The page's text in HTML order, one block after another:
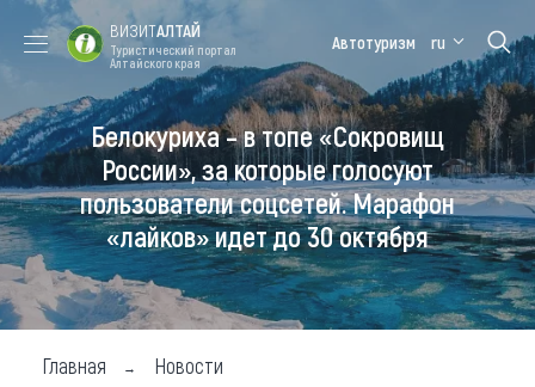
Форум VISIT
ALTAI
Цветение
маральника
Медицинский
форум
Алтайская
зимовка
Туры
Где побывать
Чем заняться
Где остановиться
ВИЗИТАЛТАЙ
Туристический портал
Алтайского края
Автотуризм ru
Белокуриха – в топе «Сокровищ
России», за которые голосуют
пользователи соцсетей. Марафон
«лайков» идет до 30 октября
Главная Новости